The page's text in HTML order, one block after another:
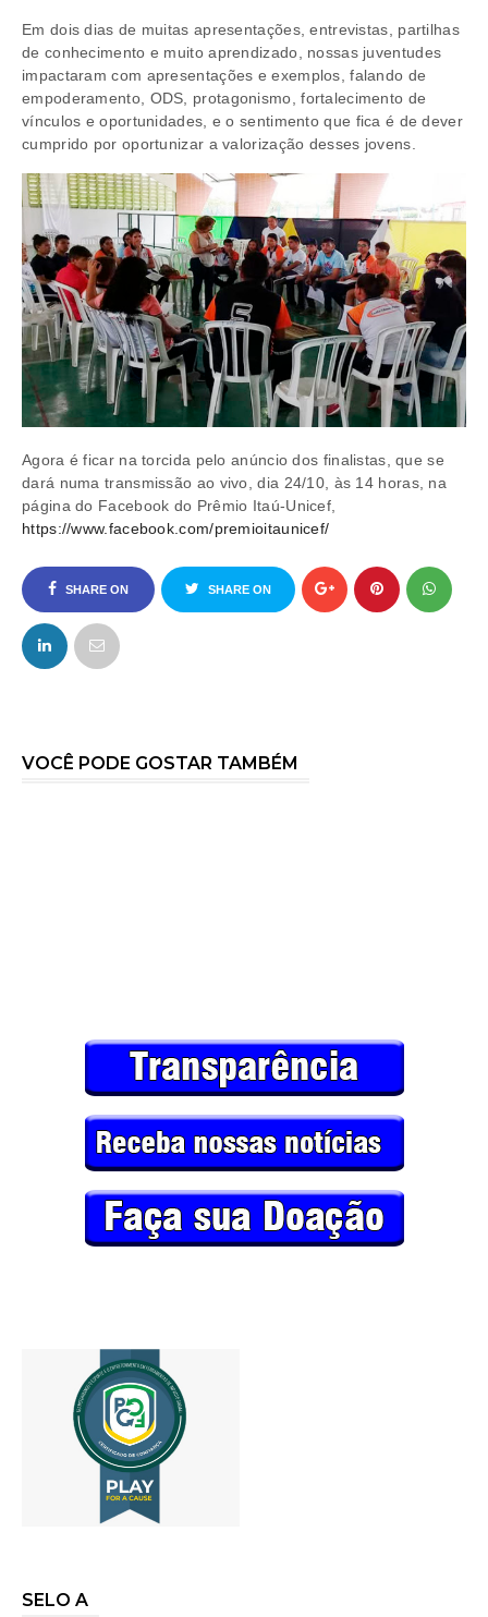
Em dois dias de muitas apresentações, entrevistas, partilhas
de conhecimento e muito aprendizado, nossas juventudes
impactaram com apresentações e exemplos, falando de
empoderamento, ODS, protagonismo, fortalecimento de
vínculos e oportunidades, e o sentimento que fica é de dever
cumprido por oportunizar a valorização desses jovens.
Agora é ficar na torcida pelo anúncio dos finalistas, que se
dará numa transmissão ao vivo, dia 24/10, às 14 horas, na
página do Facebook do Prêmio Itaú-Unicef,
https://www.facebook.com/premioitaunicef/
SHARE ON
FACEBOOK
SHARE ON
VOCÊ PODE GOSTAR TAMBÉM
SELO A